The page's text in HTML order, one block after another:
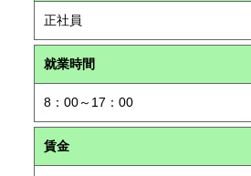
正社員
就業時間
8：00～17：00
賃金